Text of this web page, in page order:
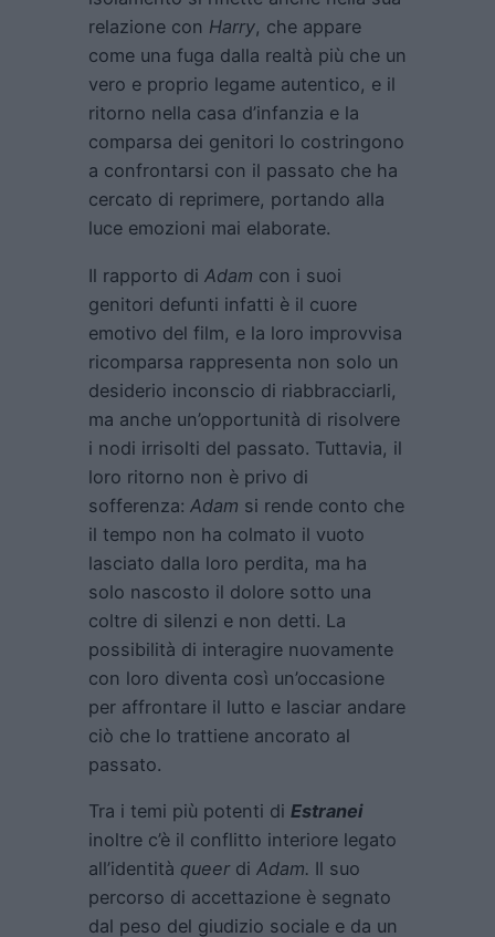
relazione con Harry, che appare
come una fuga dalla realtà più che un
vero e proprio legame autentico, e il
ritorno nella casa d’infanzia e la
comparsa dei genitori lo costringono
a confrontarsi con il passato che ha
cercato di reprimere, portando alla
luce emozioni mai elaborate.
Il rapporto di Adam con i suoi
genitori defunti infatti è il cuore
emotivo del film, e la loro improvvisa
ricomparsa rappresenta non solo un
desiderio inconscio di riabbracciarli,
ma anche un’opportunità di risolvere
i nodi irrisolti del passato. Tuttavia, il
loro ritorno non è privo di
sofferenza: Adam si rende conto che
il tempo non ha colmato il vuoto
lasciato dalla loro perdita, ma ha
solo nascosto il dolore sotto una
coltre di silenzi e non detti. La
possibilità di interagire nuovamente
con loro diventa così un’occasione
per affrontare il lutto e lasciar andare
ciò che lo trattiene ancorato al
passato.
Tra i temi più potenti di Estranei
inoltre c’è il conflitto interiore legato
all’identità queerdi Adam. Il suo
percorso di accettazione è segnato
dal peso del giudizio sociale e da un